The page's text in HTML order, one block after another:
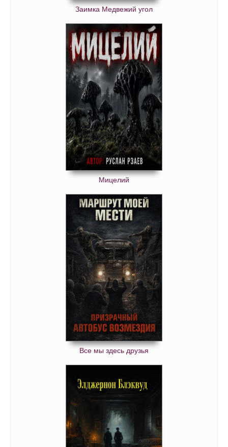
Заимка Медвежий угол
Мицелий
Все мы здесь друзья